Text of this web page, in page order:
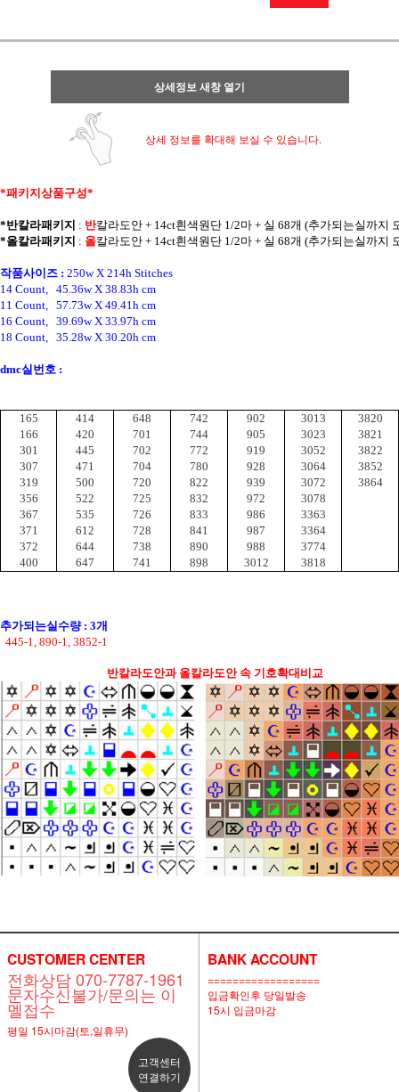
상세정보 새창 열기
상세 정보를 확대해 보실 수 있습니다.
*패키지상품구성*
*반칼라패키지 : 반칼라도안 + 14ct흰색원단 1/2마 + 실 68개 (추가되는실까지
*올칼라패키지 : 올칼라도안 + 14ct흰색원단 1/2마 + 실 68개 (추가되는실까지
작품사이즈 : 250w X 214h Stitches
14 Count,   45.36w X 38.83h cm
11 Count,   57.73w X 49.41h cm
16 Count,   39.69w X 33.97h cm
18 Count,   35.28w X 30.20h cm
dmc실번호 :
165 414 648 742 902 3013
3820
166
420 701 744 905 3023
3821
301
445 702 772 919 3052
3822
307
471 704 780 928 3064
3852
319
500 720 822 939 3072
3864
356
522 725 832 972
3078
367
535 726 833 986
3363
371
612 728 841 987
3364
372
644 738 890 988
3774
400
647 741 898 3012 3818
추가되는실수량 : 3개
  445-1, 890-1, 3852-1
반칼라도안과 올칼라도안 속 기호확대비교
CUSTOMER CENTER
전화상담 070-7787-1961
문자수신불가/문의는 이
멜접수
평일 15시마감(토,일휴무)
고객센터
연결하기
BANK ACCOUNT
==================
입금확인후 당일발송
15시 입금마감